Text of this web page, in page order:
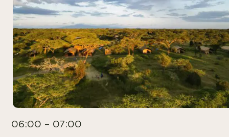
06:00 – 07:00